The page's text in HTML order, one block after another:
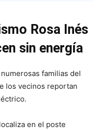
Rosa Inés
sin energía
familias del
los vecinos reportan
en el poste